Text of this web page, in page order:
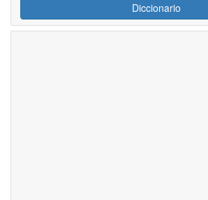
Diccionario